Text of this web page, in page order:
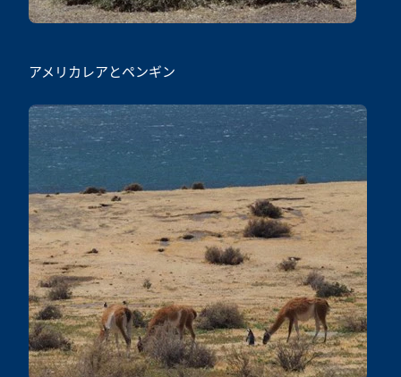
アメリカレアとペンギン